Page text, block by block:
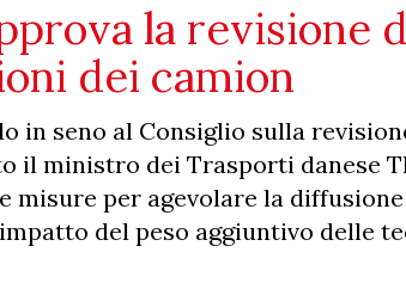
la revisione
dei camion
in seno al Consiglio sulla
il ministro dei Trasporti danese
misure per agevolare la
del peso aggiuntivo delle